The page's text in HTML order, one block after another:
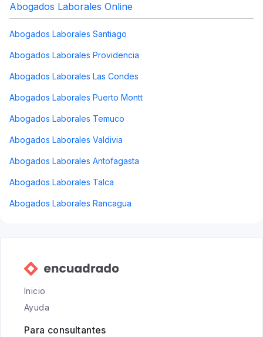
Abogados Laborales Online
Abogados Laborales Santiago
Abogados Laborales Providencia
Abogados Laborales Las Condes
Abogados Laborales Puerto Montt
Abogados Laborales Temuco
Abogados Laborales Valdivia
Abogados Laborales Antofagasta
Abogados Laborales Talca
Abogados Laborales Rancagua
Inicio
Ayuda
Para consultantes